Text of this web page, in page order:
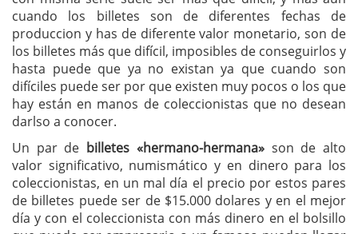
cuando los billetes son de diferentes fechas de
produccion y has de diferente valor monetario, son de
los billetes más que difícil, imposibles de conseguirlos y
hasta puede que ya no existan ya que cuando son
difíciles puede ser por que existen muy pocos o los que
hay están en manos de coleccionistas que no desean
darlso a conocer.
Un par de billetes «hermano-hermana»son de alto
valor significativo, numismático y en dinero para los
coleccionistas, en un mal día el precio por estos pares
de billetes puede ser de $15.000 dolares y en el mejor
día y con el coleccionista con más dinero en el bolsillo